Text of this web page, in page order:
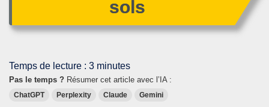
sols
Temps de lecture : 3 minutes
Pas le temps ? Résumer cet article avec l’IA :
ChatGPT Perplexity Claude Gemini